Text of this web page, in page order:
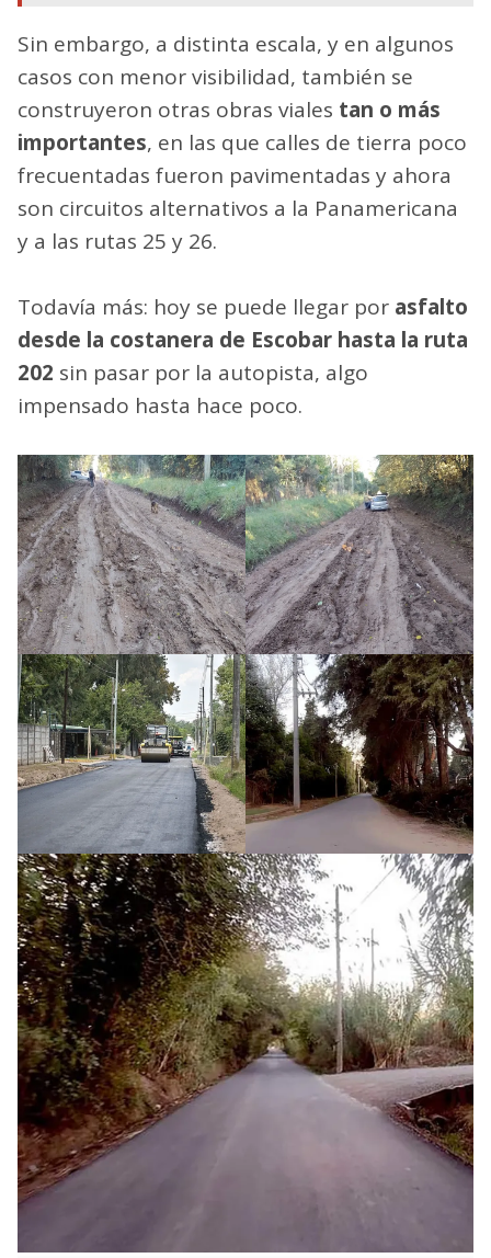
Sin embargo, a distinta escala, y en algunos
casos con menor visibilidad, también se
construyeron otras obras viales tan o más
importantes, en las que calles de tierra poco
frecuentadas fueron pavimentadas y ahora
son circuitos alternativos a la Panamericana
y a las rutas 25 y 26.
Todavía más: hoy se puede llegar por asfalto
desde la costanera de Escobar hasta la ruta
202 sin pasar por la autopista, algo
impensado hasta hace poco.